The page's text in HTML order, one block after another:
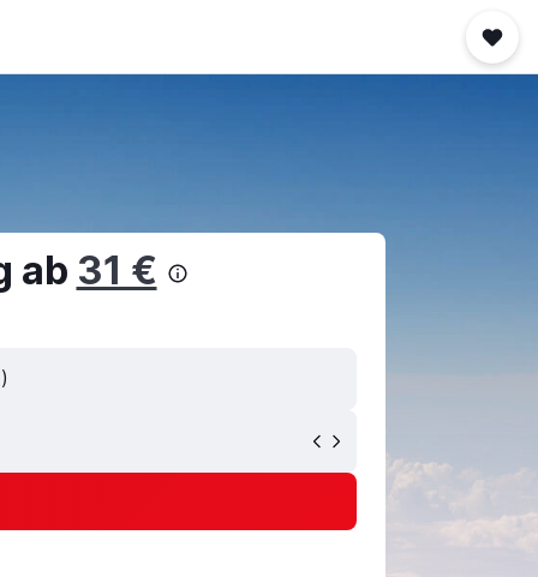
ab 31 €